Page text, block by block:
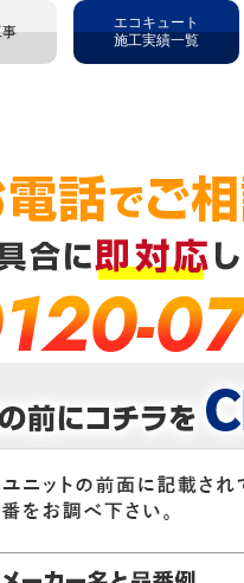
エコキュート
施工実績一覧